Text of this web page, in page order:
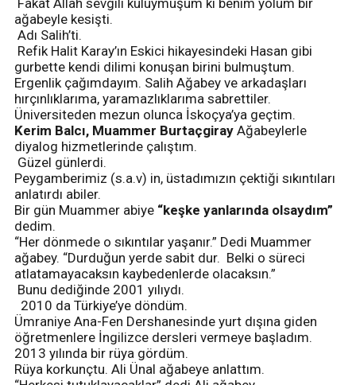
Fakat Allah sevgili kuluymuşum ki benim yolum bir
ağabeyle kesişti.
Adı Salih’ti.
Refik Halit Karay’ın Eskici hikayesindeki Hasan gibi
gurbette kendi dilimi konuşan birini bulmuştum.
Ergenlik çağımdayım. Salih Ağabey ve arkadaşları
hırçınlıklarıma, yaramazlıklarıma sabrettiler.
Üniversiteden mezun olunca İskoçya’ya geçtim.
Kerim Balcı, Muammer Burtaçgiray Ağabeylerle
diyalog hizmetlerinde çalıştım.
Güzel günlerdi.
Peygamberimiz (s.a.v) in, üstadımızın çektiği sıkıntıları
anlatırdı abiler.
Bir gün Muammer abiye “keşke yanlarında olsaydım”
dedim.
“Her dönmede o sıkıntılar yaşanır.” Dedi Muammer
ağabey. “Durduğun yerde sabit dur. Belki o süreci
atlatamayacaksın kaybedenlerde olacaksın.”
Bunu dediğinde 2001 yılıydı.
2010 da Türkiye’ye döndüm.
Ümraniye Ana-Fen Dershanesinde yurt dışına giden
öğretmenlere İngilizce dersleri vermeye başladım.
2013 yılında bir rüya gördüm.
Rüya korkunçtu. Ali Ünal ağabeye anlattım.